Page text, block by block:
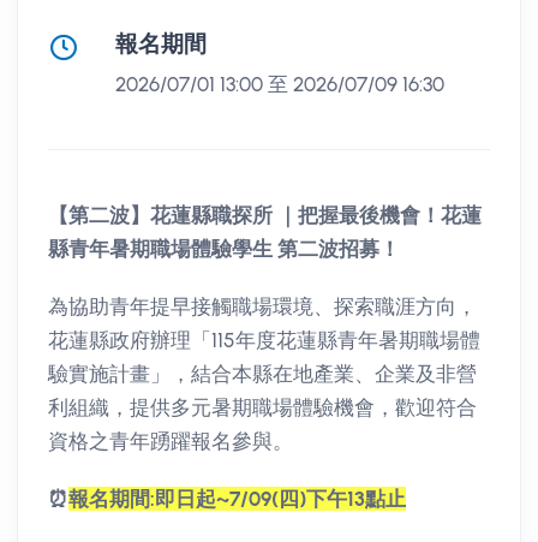
報名期間
2026/07/01 13:00 至 2026/07/09 16:30
【第二波】花蓮縣職探所 ｜把握最後機會！花蓮
縣青年暑期職場體驗學生 第二波招募！
為協助青年提早接觸職場環境、探索職涯方向，
花蓮縣政府辦理「115年度花蓮縣青年暑期職場體
驗實施計畫」，結合本縣在地產業、企業及非營
利組織，提供多元暑期職場體驗機會，歡迎符合
資格之青年踴躍報名參與。
⏰報名期間:即日起~7/09(四)下午13點止